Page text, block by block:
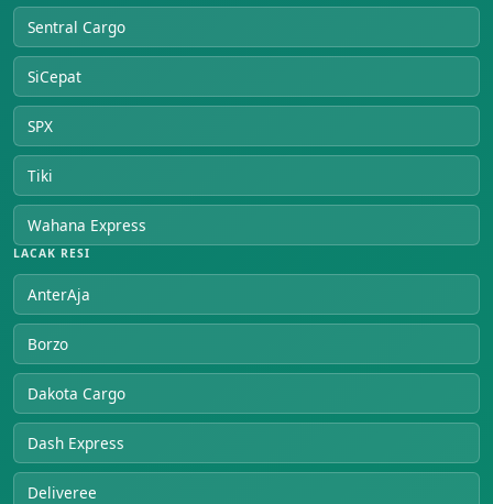
Sentral Cargo
SiCepat
SPX
Tiki
Wahana Express
LACAK RESI
AnterAja
Borzo
Dakota Cargo
Dash Express
Deliveree